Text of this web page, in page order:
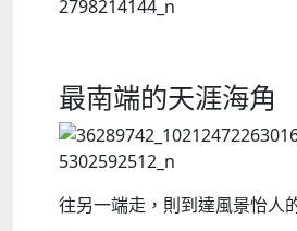
最南端的天涯海角
往另一端走，則到達風景怡人